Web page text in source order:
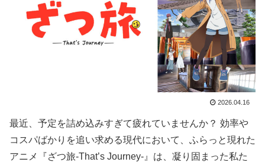
2026.04.16
最近、予定を詰め込みすぎて疲れていませんか？ 効率や
コスパばかりを追い求める現代において、ふらっと現れた
アニメ『ざつ旅-That’s Journey-』は、凝り固まった私た